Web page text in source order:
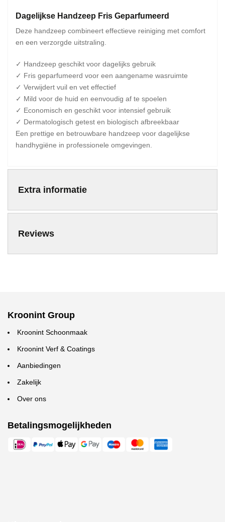
Dagelijkse Handzeep Fris Geparfumeerd
Deze handzeep combineert effectieve reiniging met comfort
en een verzorgde uitstraling.
✓ Handzeep geschikt voor dagelijks gebruik
✓ Fris geparfumeerd voor een aangename wasruimte
✓ Verwijdert vuil en vet effectief
✓ Mild voor de huid en eenvoudig af te spoelen
✓ Economisch en geschikt voor intensief gebruik
✓ Dermatologisch getest en biologisch afbreekbaar
Een prettige en betrouwbare handzeep voor dagelijkse
handhygiëne in professionele omgevingen.
Extra informatie
Reviews
Kroonint Group
Kroonint Schoonmaak
Kroonint Verf & Coatings
Aanbiedingen
Zakelijk
Over ons
Betalingsmogelijkheden